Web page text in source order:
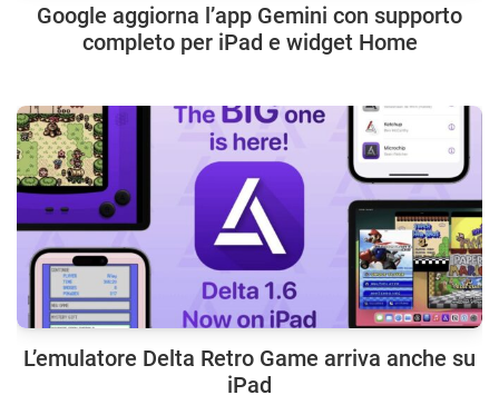
Google aggiorna l’app Gemini con supporto
completo per iPad e widget Home
L’emulatore Delta Retro Game arriva anche su
iPad